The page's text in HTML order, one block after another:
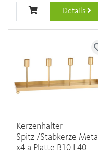
Details
Kerzenhalter
Spitz-/Stabkerze Metall
x4 a Platte B10 L40